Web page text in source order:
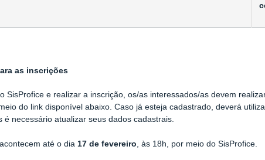
as inscrições
oSisProfice e realizar a inscrição, os/as interessados/as devem
do link disponível abaixo. Caso já esteja cadastrado, deverá
é necessário atualizar seus dados cadastrais.
até o dia 17 de fevereiro , às 18h, por meio doSisProfice